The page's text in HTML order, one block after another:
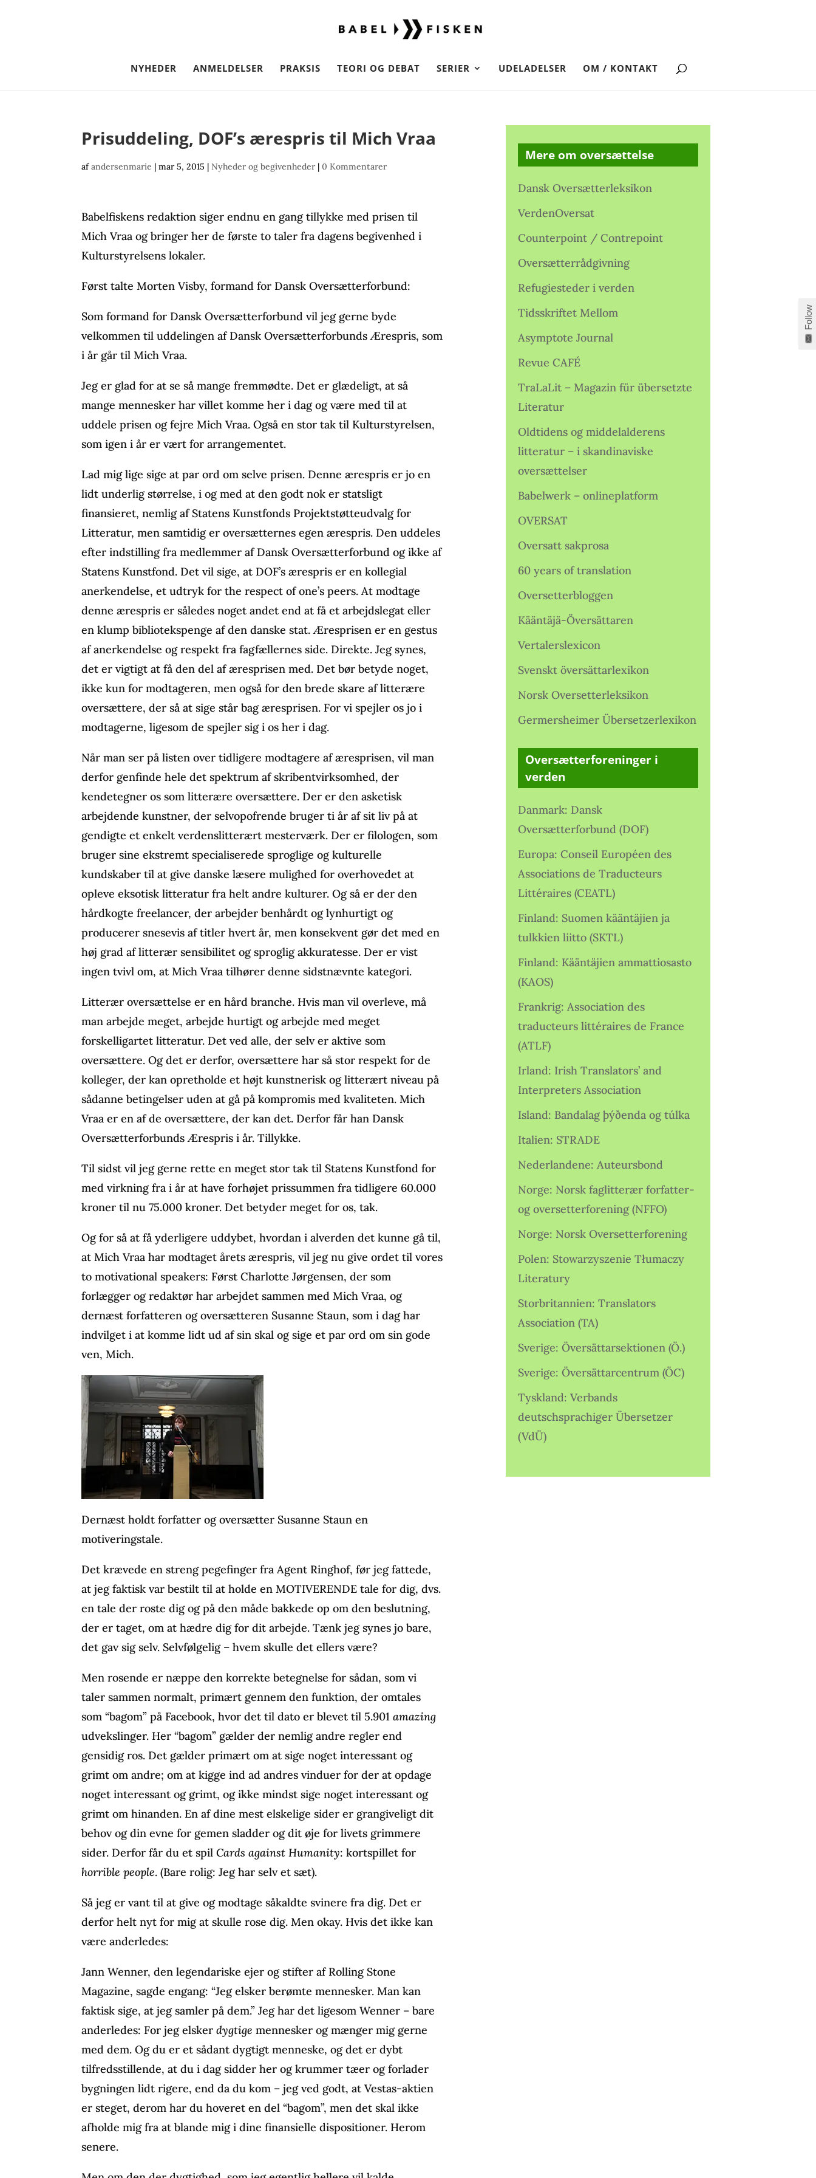
NYHEDER ANMELDELSER PRAKSIS TEORI OG DEBAT SERIER UDELADELSER OM / KONTAKT
Prisuddeling, DOF’s ærespris til Mich Vraa
afandersenmarie |mar 5, 2015 |Nyheder og begivenheder |0 Kommentarer
Babelfiskens redaktion siger endnu en gang tillykke med prisen til
Mich Vraa og bringer her de første to taler fra dagens begivenhed i
Kulturstyrelsens lokaler.
Først talte Morten Visby, formand for Dansk Oversætterforbund:
Som formand for Dansk Oversætterforbund vil jeg gerne byde
velkommen til uddelingen af Dansk Oversætterforbunds Ærespris, som
i år går til Mich Vraa.
Jeg er glad for at se så mange fremmødte. Det er glædeligt, at så
mange mennesker har villet komme her i dag og være med til at
uddele prisen og fejre Mich Vraa. Også en stor tak til Kulturstyrelsen,
som igen i år er vært for arrangementet.
Lad mig lige sige at par ord om selve prisen. Denne ærespris er jo en
lidt underlig størrelse, i og med at den godt nok er statsligt
finansieret, nemlig af Statens Kunstfonds Projektstøtteudvalg for
Litteratur, men samtidig er oversætternes egen ærespris. Den uddeles
efter indstilling fra medlemmer af Dansk Oversætterforbund og ikke af
Statens Kunstfond. Det vil sige, at DOF’s ærespris er en kollegial
anerkendelse, et udtryk for the respect of one’s peers. At modtage
denne ærespris er således noget andet end at få et arbejdslegat eller
en klump bibliotekspenge af den danske stat. Æresprisen er en gestus
af anerkendelse og respekt fra fagfællernes side. Direkte. Jeg synes,
det er vigtigt at få den del af æresprisen med. Det bør betyde noget,
ikke kun for modtageren, men også for den brede skare af litterære
oversættere, der så at sige står bag æresprisen. For vi spejler os jo i
modtagerne, ligesom de spejler sig i os her i dag.
Når man ser på listen over tidligere modtagere af æresprisen, vil man
derfor genfinde hele det spektrum af skribentvirksomhed, der
kendetegner os som litterære oversættere. Der er den asketisk
arbejdende kunstner, der selvopofrende bruger ti år af sit liv på at
gendigte et enkelt verdenslitterært mesterværk. Der er filologen, som
bruger sine ekstremt specialiserede sproglige og kulturelle
kundskaber til at give danske læsere mulighed for overhovedet at
opleve eksotisk litteratur fra helt andre kulturer. Og så er der den
hårdkogte freelancer, der arbejder benhårdt og lynhurtigt og
producerer snesevis af titler hvert år, men konsekvent gør det med en
høj grad af litterær sensibilitet og sproglig akkuratesse. Der er vist
ingen tvivl om, at Mich Vraa tilhører denne sidstnævnte kategori.
Litterær oversættelse er en hård branche. Hvis man vil overleve, må
man arbejde meget, arbejde hurtigt og arbejde med meget
forskelligartet litteratur. Det ved alle, der selv er aktive som
oversættere. Og det er derfor, oversættere har så stor respekt for de
kolleger, der kan opretholde et højt kunstnerisk og litterært niveau på
sådanne betingelser uden at gå på kompromis med kvaliteten. Mich
Vraa er en af de oversættere, der kan det. Derfor får han Dansk
Oversætterforbunds Ærespris i år. Tillykke.
Til sidst vil jeg gerne rette en meget stor tak til Statens Kunstfond for
med virkning fra i år at have forhøjet prissummen fra tidligere 60.000
kroner til nu 75.000 kroner. Det betyder meget for os, tak.
Og for så at få yderligere uddybet, hvordan i alverden det kunne gå til,
at Mich Vraa har modtaget årets ærespris, vil jeg nu give ordet til vores
to motivational speakers: Først Charlotte Jørgensen, der som
forlægger og redaktør har arbejdet sammen med Mich Vraa, og
dernæst forfatteren og oversætteren Susanne Staun, som i dag har
indvilget i at komme lidt ud af sin skal og sige et par ord om sin gode
ven, Mich.
Dernæst holdt forfatter og oversætter Susanne Staun en
motiveringstale.
Det krævede en streng pegefinger fra Agent Ringhof, før jeg fattede,
at jeg faktisk var bestilt til at holde en MOTIVERENDE tale for dig, dvs.
en tale der roste dig og på den måde bakkede op om den beslutning,
der er taget, om at hædre dig for dit arbejde. Tænk jeg synes jo bare,
det gav sig selv. Selvfølgelig – hvem skulle det ellers være?
Men rosende er næppe den korrekte betegnelse for sådan, som vi
taler sammen normalt, primært gennem den funktion, der omtales
som “bagom” på Facebook, hvor det til dato er blevet til 5.901amazing
udvekslinger. Her “bagom” gælder der nemlig andre regler end
gensidig ros. Det gælder primært om at sige noget interessant og
grimt om andre; om at kigge ind ad andres vinduer for der at opdage
noget interessant og grimt, og ikke mindst sige noget interessant og
grimt om hinanden. En af dine mest elskelige sider er grangiveligt dit
behov og din evne for gemen sladder og dit øje for livets grimmere
sider. Derfor får du et spilCards against Humanity: kortspillet for
horrible people. (Bare rolig: Jeg har selv et sæt).
Så jeg er vant til at give og modtage såkaldte svinere fra dig. Det er
derfor helt nyt for mig at skulle rose dig. Men okay. Hvis det ikke kan
være anderledes:
Jann Wenner, den legendariske ejer og stifter af Rolling Stone
Magazine, sagde engang: “Jeg elsker berømte mennesker. Man kan
faktisk sige, at jeg samler på dem.” Jeg har det ligesom Wenner – bare
anderledes: For jeg elskerdygtige mennesker og mænger mig gerne
med dem. Og du er et sådant dygtigt menneske, og det er dybt
tilfredsstillende, at du i dag sidder her og krummer tæer og forlader
bygningen lidt rigere, end da du kom – jeg ved godt, at Vestas-aktien
er steget, derom har du hoveret en del “bagom”, men det skal ikke
afholde mig fra at blande mig i dine finansielle dispositioner. Herom
senere.
Mere om oversættelse
Dansk Oversætterleksikon
VerdenOversat
Counterpoint / Contrepoint
Oversætterrådgivning
Refugiesteder i verden
Tidsskriftet Mellom
Asymptote Journal
Revue CAFÉ
TraLaLit – Magazin für übersetzte
Literatur
Oldtidens og middelalderens
litteratur – i skandinaviske
oversættelser
Babelwerk – onlineplatform
OVERSAT
Oversatt sakprosa
60 years of translation
Oversetterbloggen
Kääntäjä-Översättaren
Vertalerslexicon
Svenskt översättarlexikon
Norsk Oversetterleksikon
Germersheimer Übersetzerlexikon
Oversætterforeninger i
verden
Danmark: Dansk
Oversætterforbund (DOF)
Europa: Conseil Européen des
Associations de Traducteurs
Littéraires (CEATL)
Finland: Suomen kääntäjien ja
tulkkien liitto (SKTL)
Finland: Kääntäjien ammattiosasto
(KAOS)
Frankrig: Association des
traducteurs littéraires de France
(ATLF)
Irland: Irish Translators’ and
Interpreters Association
Island: Bandalag þýðenda og túlka
Italien: STRADE
Nederlandene: Auteursbond
Norge: Norsk faglitterær forfatter-
og oversetterforening (NFFO)
Norge: Norsk Oversetterforening
Polen: Stowarzyszenie Tłumaczy
Literatury
Storbritannien: Translators
Association (TA)
Sverige: Översättarsektionen (Ö.)
Sverige: Översättarcentrum (ÖC)
Tyskland: Verbands
deutschsprachiger Übersetzer
(VdÜ)
Follow